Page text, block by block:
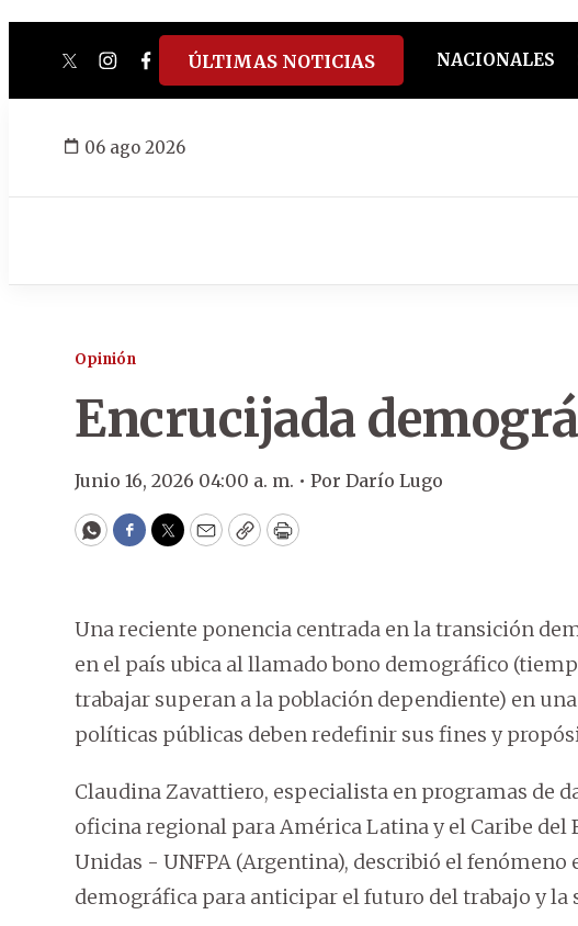
twitterinstagram
facebook
tiktokyoutube
spotify
ÚLTIMAS NOTICIAS NACIONALES
06 ago 2026
Opinión
Encrucijada
Junio 16, 2026 04:00 a. m. • Por Darío Lugo
WhatsApp
Facebook
Twitter
EmailCopyPrint
Una reciente ponencia centrada en la transición
en el país ubica al llamado bono demográfico
trabajar superan a la población dependiente) en
políticas públicas deben redefinir sus fines y
Claudina Zavattiero, especialista en programas de
oficina regional para América Latina y el Caribe del
Unidas - UNFPA (Argentina), describió el
demográfica para anticipar el futuro del trabajo y la